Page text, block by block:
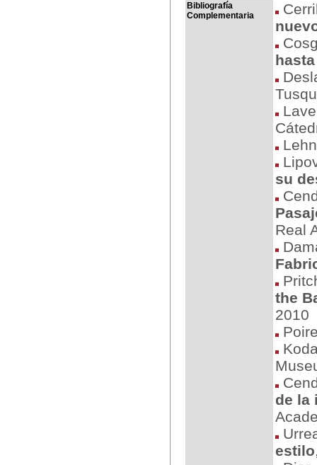
Bibliografía
Complementaria
su
Real
the
2010
de la
estilo